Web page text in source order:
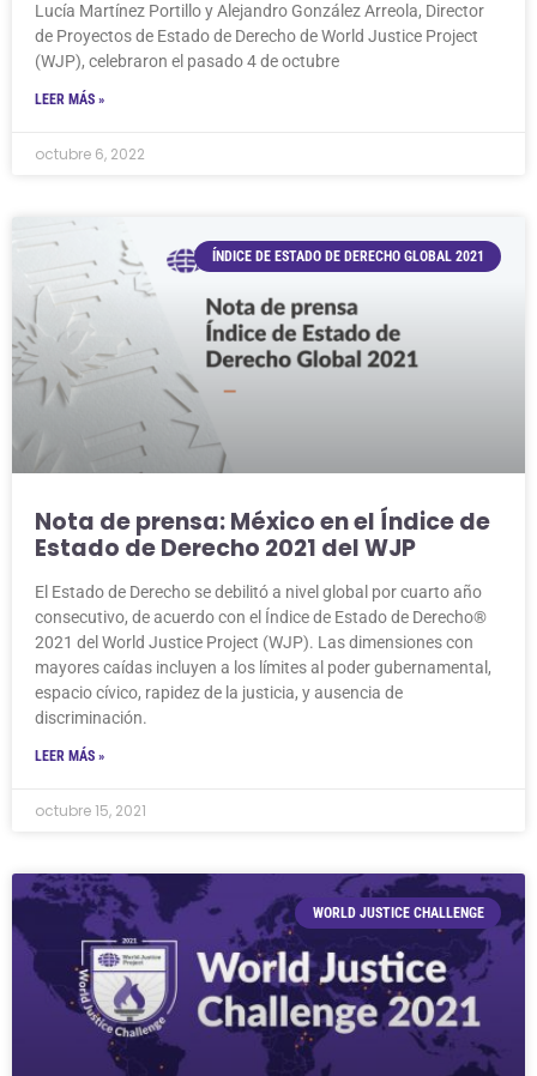
Lucía Martínez Portillo y Alejandro González Arreola, Director
de Proyectos de Estado de Derecho de World Justice Project
(WJP), celebraron el pasado 4 de octubre
LEER MÁS »
octubre 6, 2022
ÍNDICE DE ESTADO DE DERECHO GLOBAL 2021
Nota de prensa: México en el Índice de
Estado de Derecho 2021 del WJP
El Estado de Derecho se debilitó a nivel global por cuarto año
consecutivo, de acuerdo con el Índice de Estado de Derecho®
2021 del World Justice Project (WJP). Las dimensiones con
mayores caídas incluyen a los límites al poder gubernamental,
espacio cívico, rapidez de la justicia, y ausencia de
discriminación.
LEER MÁS »
octubre 15, 2021
WORLD JUSTICE CHALLENGE